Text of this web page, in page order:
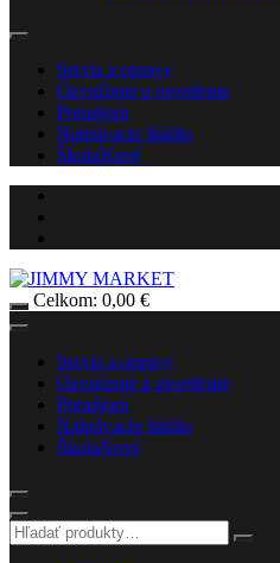
Servis a opravy
Ozvučenie a osvetlenie
Prenájom
Nahrávacie štúdio
ŠkolaNové
Celkom: 0,00 €
Servis a opravy
Ozvučenie a osvetlenie
Prenájom
Nahrávacie štúdio
ŠkolaNové